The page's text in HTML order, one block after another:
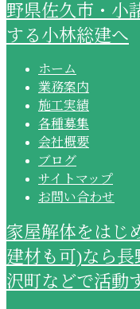
野県佐久市・小
する小林総建へ
ホーム
業務案内
施工実績
各種募集
会社概要
ブログ
サイトマップ
お問い合わせ
家屋解体をはじ
建材も可)なら
沢町などで活動